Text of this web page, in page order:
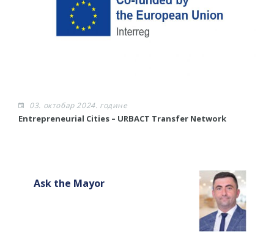
03. октобар 2024. године
​Entrepreneurial Cities – URBACT Transfer Network
Ask the Mayor